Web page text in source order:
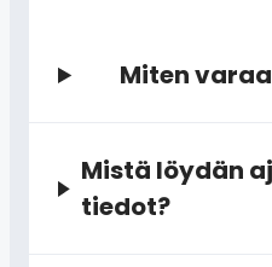
Miten
Mistä löydän
tiedot?